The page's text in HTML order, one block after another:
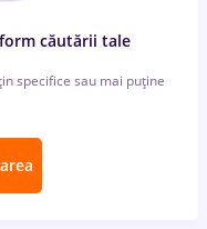
căutării tale
specifice sau mai puține